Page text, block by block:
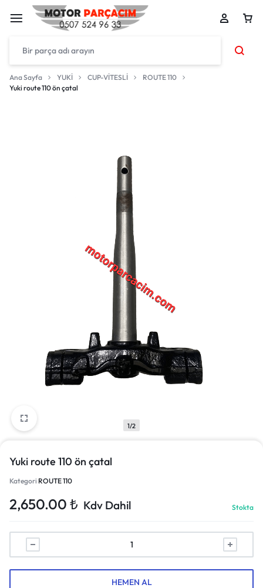
Ana Sayfa YUKİ CUP-VİTESLİ
ROUTE 110
Yuki route 110 ön çatal
1/2
Yuki route 110 ön çatal
Kategori ROUTE 110
2,650.00 ₺ Kdv Dahil Stokta
HEMEN AL